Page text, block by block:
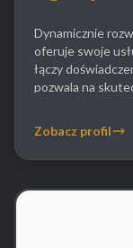
Dynamicznie
oferuje swoje
łączy
pozwala na
weryfikacja
zajmują się także
Zobacz profil